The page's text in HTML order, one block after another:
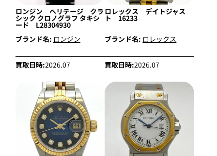
ロンジン ヘリテージ クラ
シック クロノグラフ タキシ
ード L28304930
ブランド名: ロンジン
買取日時:2026.07
ロレックス デイトジャス
ト 16233
ブランド名: ロレックス
買取日時:2026.07